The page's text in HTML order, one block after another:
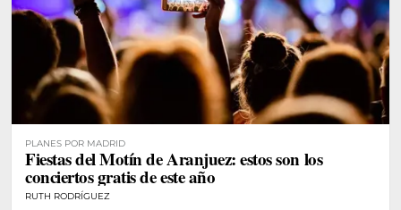
PLANES POR MADRID
Fiestas del Motín de Aranjuez: estos son los
conciertos gratis de este año
RUTH RODRÍGUEZ